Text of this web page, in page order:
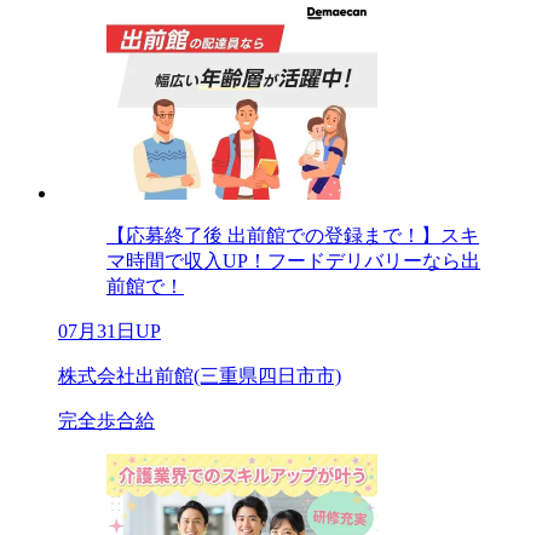
【応募終了後 出前館での登録まで！】スキ
マ時間で収入UP！フードデリバリーなら出
前館で！
07月31日UP
株式会社出前館(三重県四日市市)
完全歩合給